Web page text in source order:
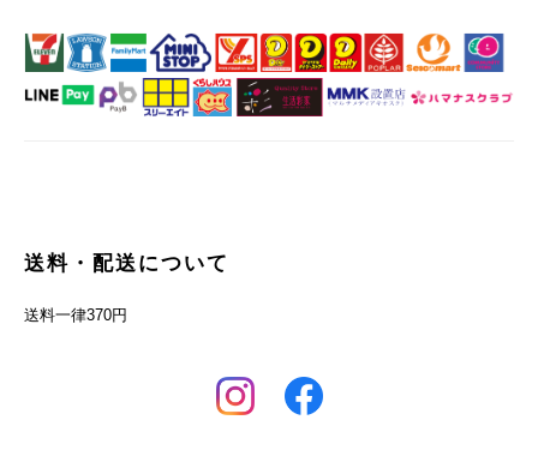
送料・配送について
送料一律370円